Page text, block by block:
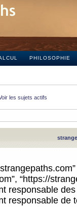
PHILOSOPHIE
les sujets actifs
“https://
responsable
responsable